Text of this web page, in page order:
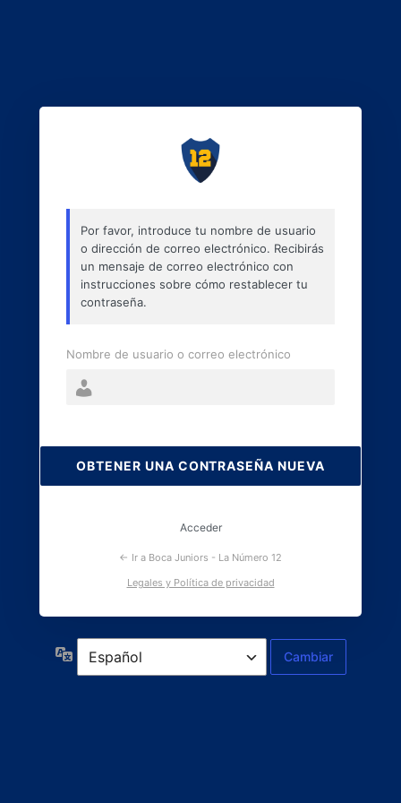
perdida
Por favor, introduce tu nombre de usuario
o dirección de correo electrónico. Recibirás
un mensaje de correo electrónico con
instrucciones sobre cómo restablecer tu
contraseña.
Nombre de usuario o correo electrónico
Acceder
← Ir a Boca Juniors - La Número 12
Legales y Política de privacidad
Idioma